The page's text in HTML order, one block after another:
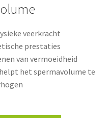
veerkracht
prestaties
van vermoeidheid
het spermavolume te